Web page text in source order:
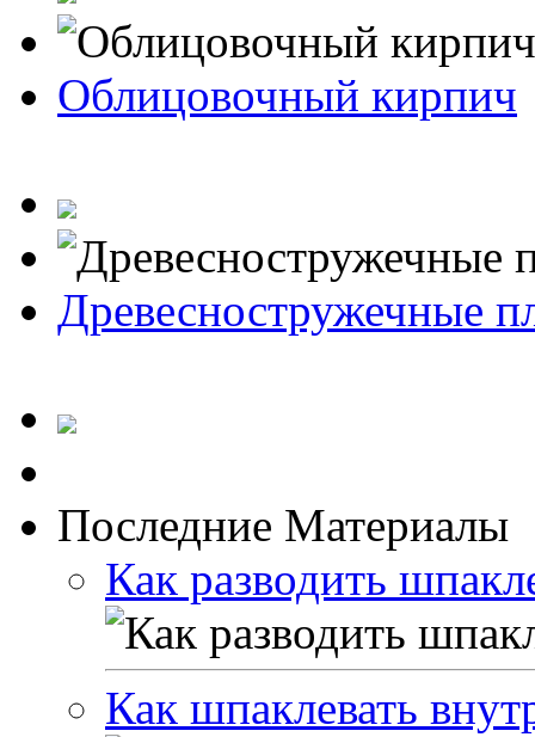
Облицовочный кирпич
Древесностружечные
Последние Материалы
Как разводить
Как шпаклевать